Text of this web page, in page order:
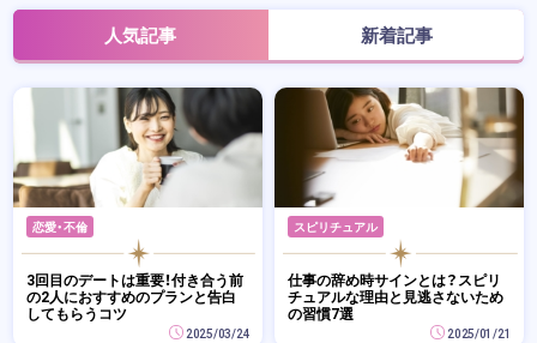
人気記事 新着記事
恋愛・不倫
3回目のデートは重要！付き合う前
の2人におすすめのプランと告白
してもらうコツ
2025/03/24
スピリチュアル
仕事の辞め時サインとは？スピリ
チュアルな理由と見逃さないため
の習慣7選
2025/01/21